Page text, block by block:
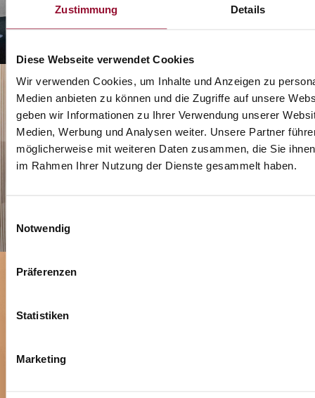
Zustimmung Details
Diese Webseite verwendet Cookies
Wir verwenden Cookies, um Inhalte und Anzeigen zu
Medien anbieten zu können und die Zugriffe auf unsere
geben wir Informationen zu Ihrer Verwendung unserer
Medien, Werbung und Analysen weiter. Unsere Partner
möglicherweise mit weiteren Daten zusammen, die Sie
im Rahmen Ihrer Nutzung der Dienste gesammelt haben.
Notwendig
Präferenzen
Statistiken
Marketing